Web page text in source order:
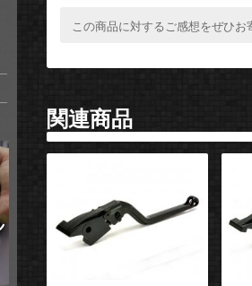
この商品に対するご感想をぜひお
関連商品